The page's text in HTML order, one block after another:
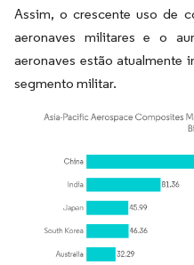
Assim, o crescente uso de
aeronaves militares e o
aeronaves estão atualmente
segmento militar.